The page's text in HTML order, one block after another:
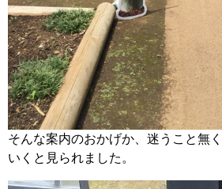
そんな案内のおかげか、迷うこと無
いくと見られました。